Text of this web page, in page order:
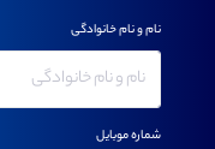
نام و نام خانوادگی
شماره موبایل